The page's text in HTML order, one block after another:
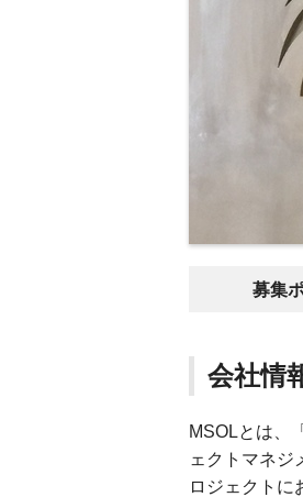
募集
会社情
MSOLとは、
ェクトマネジ
ロジェクトに